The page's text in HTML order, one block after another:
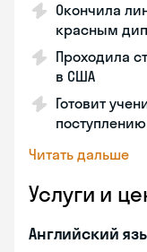
Окончила
красным
Проходила
в США
Готовит
Читать дальше
Услуги и
Английский